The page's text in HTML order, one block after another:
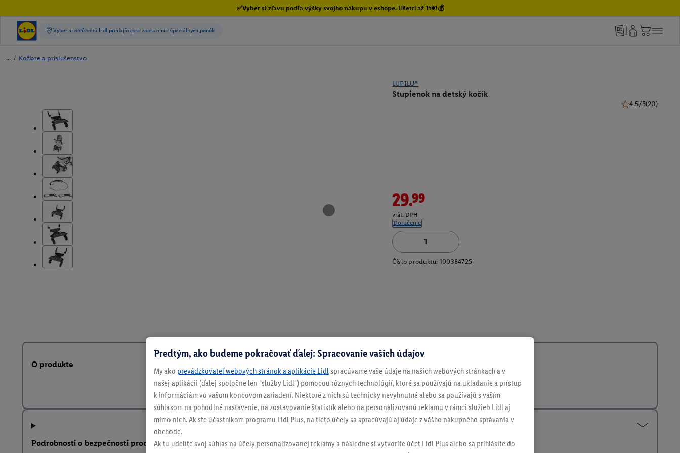
✅Vyber si zľavu podľa výšky svojho nákupu v eshope. Ušetri až 15€!💰
/ Kočiare a príslušenstvo
LUPILU®
Stupienok na detský kočík
4.5/5(20)
29.99
vrát. DPH
Doručenie
Číslo produktu: 100384725
O produkte
Podrobnosti o bezpečnosti produktu
Predtým, ako budeme pokračovať ďalej: Spracovanie vašich údajov
My ako prevádzkovateľ webových stránok a aplikácie Lidl spracúvame vaše údaje na našich webových stránkach a v
našej aplikácii (ďalej spoločne len "služby Lidl") pomocou rôznych technológií, ktoré sa používajú na ukladanie a prístup
k informáciám vo vašom koncovom zariadení. Niektoré z nich sú technicky nevyhnutné alebo sa používajú s vaším
súhlasom na pohodlné nastavenie, na zostavovanie štatistík alebo na personalizovanú reklamu v rámci služieb Lidl aj
mimo nich. Ak ste účastníkom programu Lidl Plus, na tieto účely sa spracúvajú aj údaje z vášho nákupného správania v
obchode.
Ak tu udelíte svoj súhlas na účely personalizovanej reklamy a následne si vytvoríte účet Lidl Plus alebo sa prihlásite do